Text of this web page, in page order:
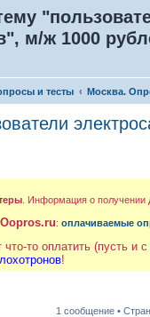
м/ж 1000
и тесты Москва.
. Информация о получении
: оплачиваемые
то оплатить (пусть и
!
1 сообщение •